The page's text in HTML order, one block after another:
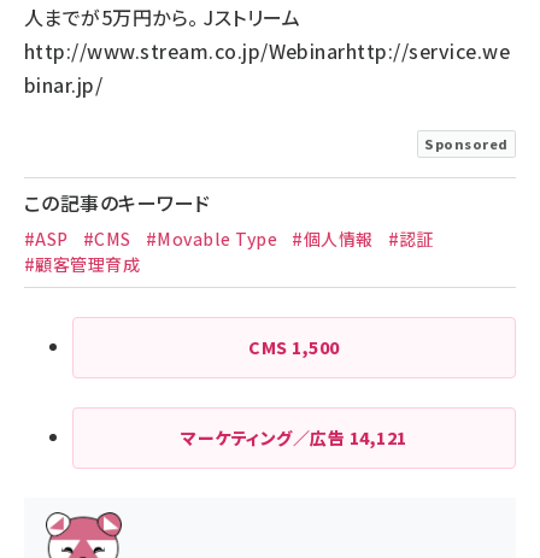
人までが5万円から。 Jストリーム
http://www.stream.co.jp/Webinarhttp://service.we
binar.jp/
Sponsored
この記事のキーワード
#ASP #CMS #Movable Type #個人情報
#認証
#顧客管理育成
CMS 1,500
マーケティング／広告 14,121